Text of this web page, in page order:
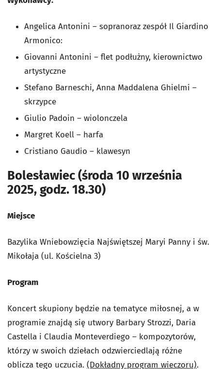
Angelica Antonini – sopranoraz zespół Il Giardino
Armonico:
Giovanni Antonini – flet podłużny, kierownictwo
artystyczne
Stefano Barneschi, Anna Maddalena Ghielmi –
skrzypce
Giulio Padoin – wiolonczela
Margret Koell – harfa
Cristiano Gaudio – klawesyn
Bolesławiec (środa 10 września
2025, godz. 18.30)
Miejsce
Bazylika Wniebowzięcia Najświętszej Maryi Panny i św.
Mikołaja (ul. Kościelna 3)
Program
Koncert skupiony będzie na tematyce miłosnej, a w
programie znajdą się utwory Barbary Strozzi, Daria
Castella i Claudia Monteverdiego – kompozytorów,
którzy w swoich dziełach odzwierciedlają różne
oblicza tego uczucia. (Dokładny program wieczoru).